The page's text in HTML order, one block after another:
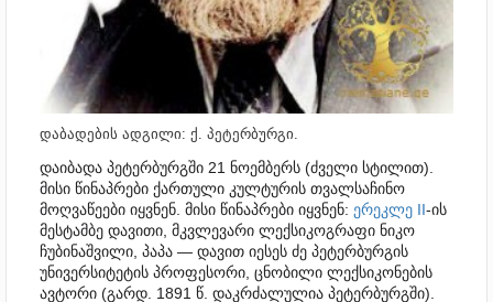
დაბადების ადგილი: ქ. პეტერბურგი.
დაიბადა პეტერბურგში 21 ნოემბერს (ძველი სტილით).
მისი წინაპრები ქართული კულტურის თვალსაჩინო
მოღვაწეები იყვნენ. მისი წინაპრები იყვნენ: ერეკლე II-ის
მესტამბე დავითი, მკვლევარი ლექსიკოგრაფი ნიკო
ჩუბინაშვილი, პაპა — დავით იესეს ძე პეტერბურგის
უნივერსიტეტის პროფესორი, ცნობილი ლექსიკონების
ავტორი (გარდ. 1891 წ. დაკრძალულია პეტერბურგში).